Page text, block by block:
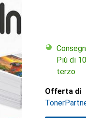
Più di
terzo
Offerta di